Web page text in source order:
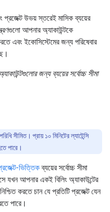
প্রজেক্ট উভয় স্তরেই মাসিক ব্যয়ের
আপনার অ্যাকাউন্টকে
এবং ইকোসিস্টেমের জন্য পরিষেবার
অ্যাকাউন্টগুলোর জন্য ব্যয়ের সর্বোচ্চ সীমা
সীমিত। প্রায় ১০ মিনিটের ল্যাটেন্সি
পারে।
ভিত্তিকব্যয়ের সর্বোচ্চ সীমা
যখন আপনার একই বিলিং অ্যাকাউন্টের
করতে চান যে প্রতিটি প্রজেক্ট যেন
পারে।